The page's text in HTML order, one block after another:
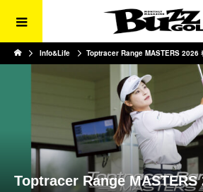
Info&Life Toptracer Range MASTERS 2026
Toptracer Range MASTERS